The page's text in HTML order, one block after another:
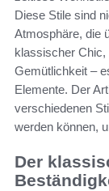
Diese Stile sind
Atmosphäre, die
klassischer
Gemütlichkeit –
Elemente. Der
verschiedenen
werden können,
Der